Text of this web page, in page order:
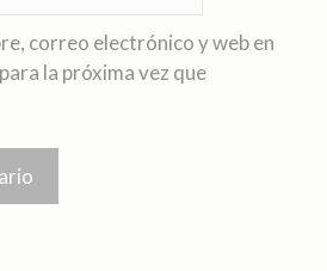
correo electrónico y web en
la próxima vez que